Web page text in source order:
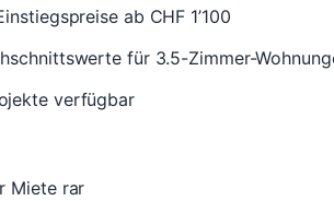
ab CHF 1’100
für 3.5-Zimmer-
verfügbar
Miete rar